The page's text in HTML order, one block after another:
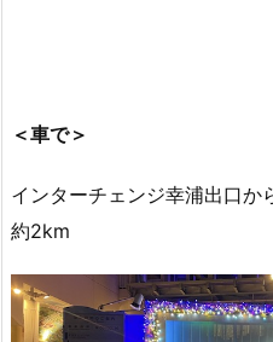
＜車で＞
インターチェンジ幸浦出口か
約2km